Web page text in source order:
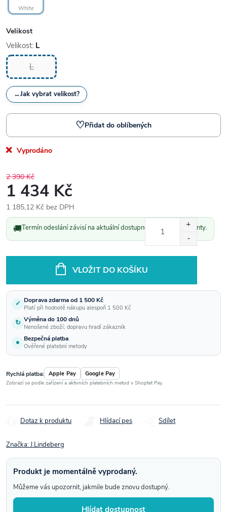
White
Velikost
Velikost: L
L
↔Jak vybrat velikost?
♡Přidat do oblíbených
Vyprodáno
2 390 Kč
1 434 Kč
1 185,12 Kč bez DPH
Měrná
cena:
🚚Termín odeslání závisí na aktuální dostupnosti vybrané varianty.
VLOŽIT DO KOŠÍKU
✓ Doprava zdarma od 1 500 Kč
Platí při hodnotě nákupu alespoň 1 500 Kč
↻ Výměna do 100 dnů
Nenošené zboží; dopravu hradí zákazník
● Bezpečná platba
Ověřené platební metody
Rychlá platba: Apple Pay Google Pay
Zobrazí se podle zařízení a aktivních platebních metod v Shoptet Pay.
Dotaz k produktu Hlídací pes Sdílet
Značka:J.Lindeberg
Produkt je momentálně vyprodaný.
Můžeme vás upozornit, jakmile bude znovu dostupný.
Hlídat dostupnost